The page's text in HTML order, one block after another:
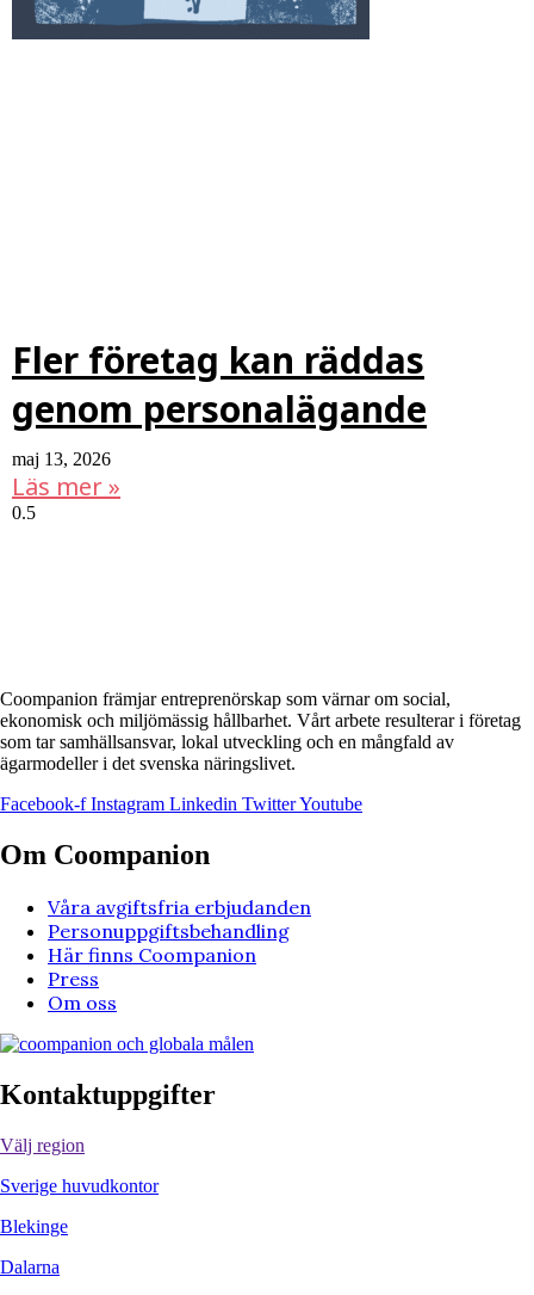
Fler företag kan räddas
genom personalägande
maj 13, 2026
Läs mer »
Coompanion främjar entreprenörskap som värnar om social,
ekonomisk och miljömässig hållbarhet. Vårt arbete resulterar i företag
som tar samhällsansvar, lokal utveckling och en mångfald av
ägarmodeller i det svenska näringslivet.
Facebook-f Instagram Linkedin TwitterYoutube
Om Coompanion
Våra avgiftsfria erbjudanden
Personuppgiftsbehandling
Här finns Coompanion
Press
Om oss
Kontaktuppgifter
Välj region
Sverige huvudkontor
Blekinge
Dalarna